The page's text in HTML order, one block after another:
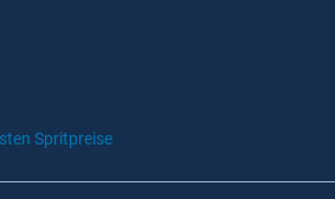
Spritpreise